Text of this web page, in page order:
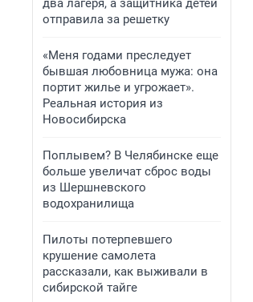
два лагеря, а защитника детей
отправила за решетку
«Меня годами преследует
бывшая любовница мужа: она
портит жилье и угрожает».
Реальная история из
Новосибирска
Поплывем? В Челябинске еще
больше увеличат сброс воды
из Шершневского
водохранилища
Пилоты потерпевшего
крушение самолета
рассказали, как выживали в
сибирской тайге